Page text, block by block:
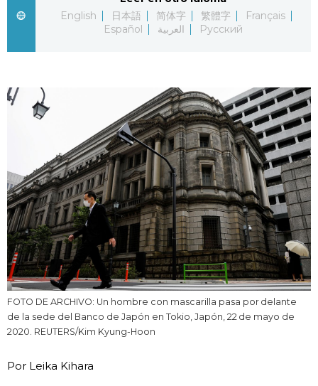
Русский
Vida
Guía de Japón
Vídeos e imágenes
En profundidad
Más
Noticias
Datos de Japón
Fragmentos de Japón
official SNS
English
日本語 简体字 繁體字
Français
Español
العربية Русский
FOTO DE ARCHIVO: Un hombre con mascarilla pasa por delante
de la sede del Banco de Japón en Tokio, Japón, 22 de mayo de
2020. REUTERS/Kim Kyung-Hoon
Por Leika Kihara